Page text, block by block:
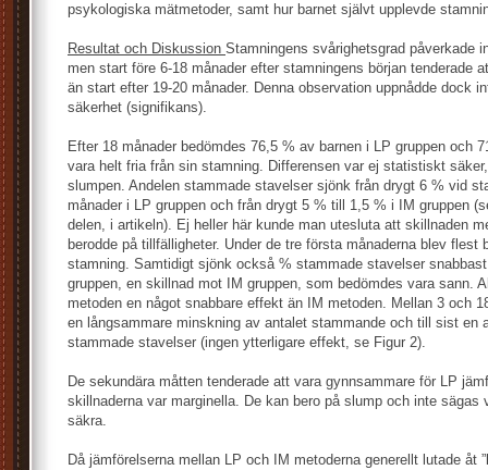
psykologiska mätmetoder, samt hur barnet självt upplevde
Resultat och Diskussion Stamningens svårighetsgrad påverkade
men start före 6-18 månader efter stamningens början tenderade
än start efter 19-20 månader. Denna observation uppnådde dock
säkerhet (signifikans).
Efter 18 månader bedömdes 76,5 % av barnen i LP gruppen och
vara helt fria från sin stamning. Differensen var ej statistiskt
slumpen. Andelen stammade stavelser sjönk från drygt 6 % vid
månader i LP gruppen och från drygt 5 % till 1,5 % i IM gruppen
delen, i artikeln). Ej heller här kunde man utesluta att skillnaden
berodde på tillfälligheter. Under de tre första månaderna blev flest
stamning. Samtidigt sjönk också % stammade stavelser
gruppen, en skillnad mot IM gruppen, som bedömdes vara sann.
metoden en något snabbare effekt än IM metoden. Mellan 3 och
en långsammare minskning av antalet stammande och till sist en
stammade stavelser (ingen ytterligare effekt, se Figur 2).
De sekundära måtten tenderade att vara gynnsammare för LP
skillnaderna var marginella. De kan bero på slump och inte sägas
säkra.
Då jämförelserna mellan LP och IM metoderna generellt lutade åt